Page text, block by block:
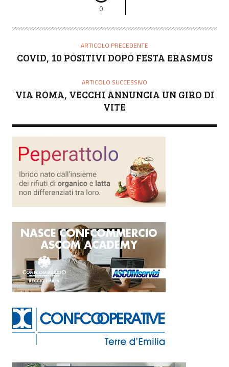
0
ARTICOLO PRECEDENTE
COVID, 10 POSITIVI DOPO FESTA ERASMUS
ARTICOLO SUCCESSIVO
VIA ROMA, VECCHI ANNUNCIA UN GIRO DI
VITE